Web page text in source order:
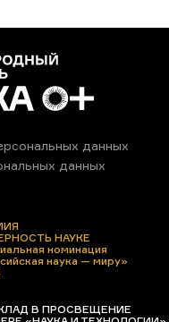
данных
данных
НАУКЕ
номинация
наука — миру»
В ПРОСВЕЩЕНИЕ